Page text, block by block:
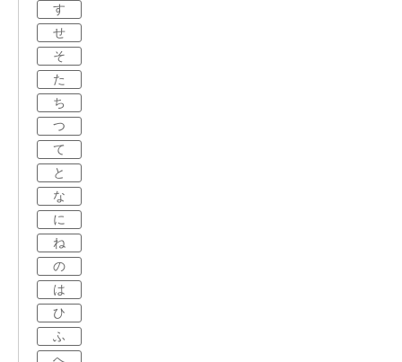
す
せ
そ
た
ち
つ
て
と
な
に
ね
の
は
ひ
ふ
へ